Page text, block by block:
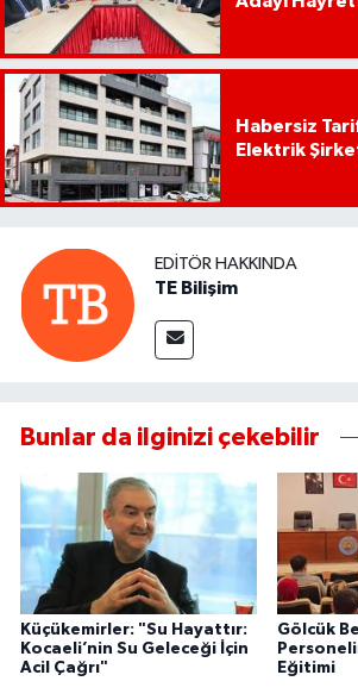
Habersiz
Elektrik
EDITÖR HAKKINDA
TE Bilişim
Bunlar da ilginizi çekebilir
Küçükemirler: "Su Hayattır:
Kocaeli’nin Su Geleceği İçin
Acil Çağrı"
Gölcük
Eğitimi